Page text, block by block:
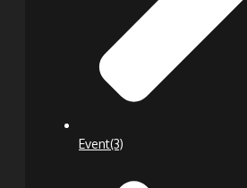
Event(3)